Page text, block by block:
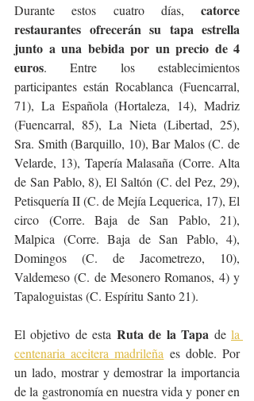
Durante estos cuatro días, catorce
restaurantes ofrecerán su tapa estrella
junto a una bebida por un precio de 4
euros. Entre los establecimientos
participantes están Rocablanca (Fuencarral,
71), La Española (Hortaleza, 14), Madriz
(Fuencarral, 85), La Nieta (Libertad, 25),
Sra. Smith (Barquillo, 10), Bar Malos (C. de
Velarde, 13), Tapería Malasaña (Corre. Alta
de San Pablo, 8), El Saltón (C. del Pez, 29),
Petisquería II (C. de Mejía Lequerica, 17), El
circo (Corre. Baja de San Pablo, 21),
Malpica (Corre. Baja de San Pablo, 4),
Domingos (C. de Jacometrezo, 10),
Valdemeso (C. de Mesonero Romanos, 4) y
Tapaloguistas (C. Espíritu Santo 21).
El objetivo de esta Ruta de la Tapa de la
centenaria aceitera madrileña es doble. Por
un lado, mostrar y demostrar la importancia
de la gastronomía en nuestra vida y poner en